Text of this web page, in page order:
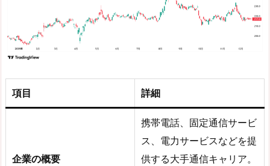
項目 詳細
企業の概要
携帯電話、固定通信サービ
ス、電力サービスなどを提
供する大手通信キャリア。